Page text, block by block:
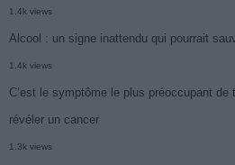
1.4k views
Alcool : un signe inattendu qui pourrait
1.4k views
C’est le symptôme le plus préoccupant
révéler un cancer
1.3k views